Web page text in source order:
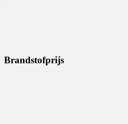
Brandstofprijs